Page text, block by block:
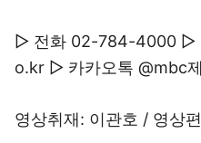
▷ 전화 02-784-4000 ▷
o.kr ▷ 카카오톡 @mbc
영상취재: 이관호 / 영상